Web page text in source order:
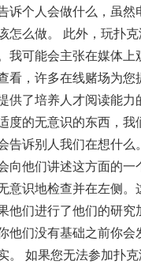
诉个人会做什么，虽然
怎么做。 此外，玩扑
我可能会主张在媒体上
看，许多在线赌场为您
供了培养人才阅读能力
度的无意识的东西，我
告诉别人我们在想什么
向他们讲述这方面的一
意识地检查并在左侧。
他们进行了他们的研究
他们没有基础之前你会
。 如果您无法参加扑